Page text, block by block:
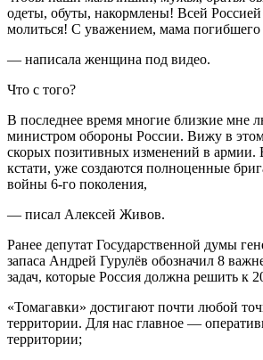
одеты, обуты, накормлены! Всей Россией
молиться! С уважением, мама
— написала женщина под видео.
Что с того?
В последнее время многие близкие мне
министром обороны России. Вижу в
скорых позитивных изменений в армии.
кстати, уже создаются полноценные
войны 6-го поколения,
— писал Алексей Живов.
Ранее депутат Государственной думы
запаса Андрей Гурулёв обозначил 8
задач, которые Россия должна решить к
«Томагавки» достигают почти любой
территории. Для нас главное —
территории;